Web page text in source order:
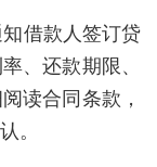
借款人签订贷
、还款期限、
读合同条款，
。